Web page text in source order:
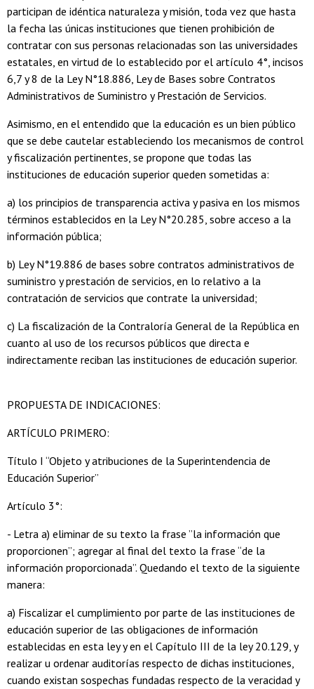
participan de idéntica naturaleza y misión, toda vez que hasta
la fecha las únicas instituciones que tienen prohibición de
contratar con sus personas relacionadas son las universidades
estatales, en virtud de lo establecido por el artículo 4°, incisos
6,7 y 8 de la Ley N°18.886, Ley de Bases sobre Contratos
Administrativos de Suministro y Prestación de Servicios.
Asimismo, en el entendido que la educación es un bien público
que se debe cautelar estableciendo los mecanismos de control
y fiscalización pertinentes, se propone que todas las
instituciones de educación superior queden sometidas a:
a) los principios de transparencia activa y pasiva en los mismos
términos establecidos en la Ley N°20.285, sobre acceso a la
información pública;
b) Ley N°19.886 de bases sobre contratos administrativos de
suministro y prestación de servicios, en lo relativo a la
contratación de servicios que contrate la universidad;
c) La fiscalización de la Contraloría General de la República en
cuanto al uso de los recursos públicos que directa e
indirectamente reciban las instituciones de educación superior.
PROPUESTA DE INDICACIONES:
ARTÍCULO PRIMERO:
Título I “Objeto y atribuciones de la Superintendencia de
Educación Superior”
Artículo 3°:
- Letra a) eliminar de su texto la frase ”la información que
proporcionen”; agregar al final del texto la frase “de la
información proporcionada”. Quedando el texto de la siguiente
manera:
a) Fiscalizar el cumplimiento por parte de las instituciones de
educación superior de las obligaciones de información
establecidas en esta ley y en el Capítulo III de la ley 20.129, y
realizar u ordenar auditorías respecto de dichas instituciones,
cuando existan sospechas fundadas respecto de la veracidad y